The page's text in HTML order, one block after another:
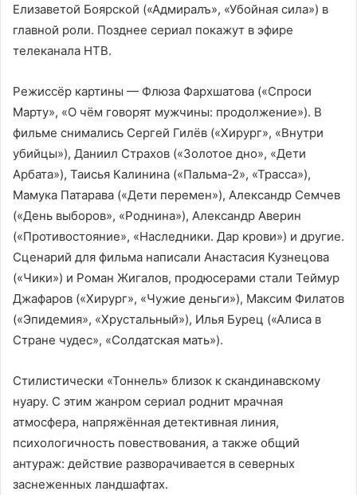
Елизаветой Боярской («Адмиралъ», «Убойная сила») в
главной роли. Позднее сериал покажут в эфире
телеканала НТВ.
Режиссёр картины — Флюза Фархшатова («Спроси
Марту», «О чём говорят мужчины: продолжение»). В
фильме снимались Сергей Гилёв («Хирург», «Внутри
убийцы»), Даниил Страхов («Золотое дно», «Дети
Арбата»), Таисья Калинина («Пальма-2», «Трасса»),
Мамука Патарава («Дети перемен»), Александр Семчев
(«День выборов», «Роднина»), Александр Аверин
(«Противостояние», «Наследники. Дар крови») и другие.
Сценарий для фильма написали Анастасия Кузнецова
(«Чики») и Роман Жигалов, продюсерами стали Теймур
Джафаров («Хирург», «Чужие деньги»), Максим Филатов
(«Эпидемия», «Хрустальный»), Илья Бурец («Алиса в
Стране чудес», «Солдатская мать»).
Стилистически «Тоннель» близок к скандинавскому
нуару. С этим жанром сериал роднит мрачная
атмосфера, напряжённая детективная линия,
психологичность повествования, а также общий
антураж: действие разворачивается в северных
заснеженных ландшафтах.